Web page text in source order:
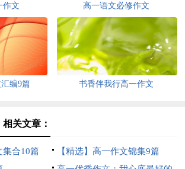
作文 高一语文必修作文
编9篇 书香伴我行高一作文
相关文章：
集合10篇
【精选】高一作文锦集9篇